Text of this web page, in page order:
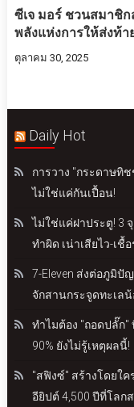
ซีเจ มอร์ ชวนสมาชิ
พลังแห่งการให้ส่งท้า
ตุลาคม 30, 2025
Daily Hot
การวาง "กระดาษทิ
ไม่ใช่แค่กันเปื้อน!
ไม่ใช่แค่ฝาประตู! 3
ทำผิด เน่าเสียไว-เชื้
7-Eleven ส่งต่อภูมิปั
จักสานกระจูดทะเลน้
ทำไมต้อง "ถอดปลั๊ก"
90% ยังไม่รู้เหตุผลนี้!
"สฟิงซ์" สร้างโดยใค
อียิปต์ 4,500 ปีที่โลก